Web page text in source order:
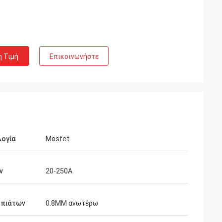
Τιμή Επικοινωνήστε
Mosfet
20-250A
0.8MM ανωτέρω